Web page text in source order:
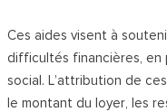
Ces aides visent à
difficultés financières, en
social. L’attribution de
le montant du loyer, les